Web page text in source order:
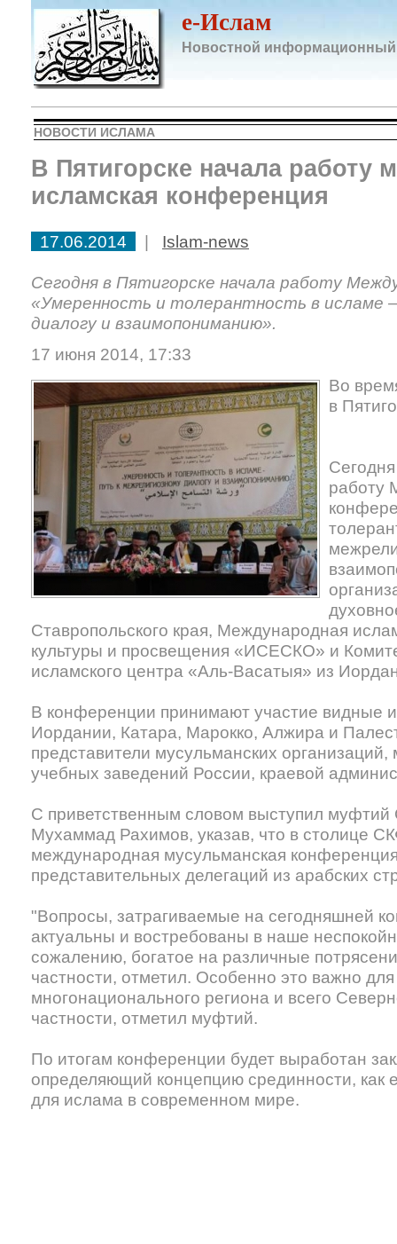
e-Ислам
Новостной информационный
НОВОСТИ ИСЛАМА
В Пятигорске начала работу
исламская конференция
17.06.2014 | Islam-news
Сегодня в Пятигорске начала работу
«Умеренность и толерантность в исламе
диалогу и взаимопониманию».
17 июня 2014, 17:33
Во
в
работу
Ставропольского края, Международная
культуры и просвещения «ИСЕСКО» и
исламского центра «Аль-Васатыя» из
В конференции принимают участие видные
Иордании, Катара, Марокко, Алжира и
представители мусульманских
учебных заведений России, краевой
С приветственным словом выступил муфтий
Мухаммад Рахимов, указав, что в столице
международная мусульманская
представительных делегаций из арабских
"Вопросы, затрагиваемые на сегодняшней
актуальны и востребованы в наше
сожалению, богатое на различные
частности, отметил. Особенно это важно
многонационального региона и всего
частности, отметил муфтий.
По итогам конференции будет выработан
определяющий концепцию срединности, как
для ислама в современном мире.